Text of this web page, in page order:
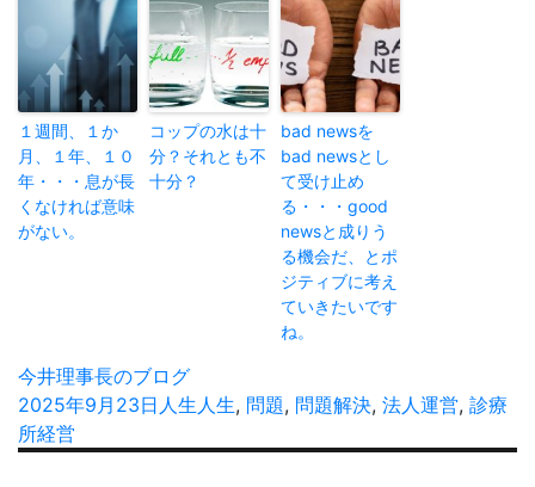
１週間、１か
月、１年、１０
年・・・息が長
くなければ意味
がない。
コップの水は十
分？それとも不
十分？
bad newsを
bad newsとし
て受け止め
る・・・good
newsと成りう
る機会だ、とポ
ジティブに考え
ていきたいです
ね。
投
稿
者
今井理事長のブログ
投
稿
2025年9月23日 カ
人生 タ
人生, 問題, 問題解決, 法人運営, 診療
所経営